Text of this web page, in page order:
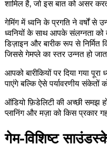
शामिल है, जो इस बात को असर
गेमिंग में ध्वनि के प्रगति ने वर्षों से
ध्वनियों के साथ आपके संलग्नता को
डिज़ाइन और बारीक रूप से निर्मित
जिससे गेमप्ले का स्तर उन्नत हो
आपको बारीकियों पर दिया गया
पाएंगे बल्कि ऐसे पर्यावरणीय संकेतों
ऑडियो फ़िडेलिटी की अच्छी समझ
प्लानिंग और मज़ा को किस प्रकार
गेम-विशिष्ट